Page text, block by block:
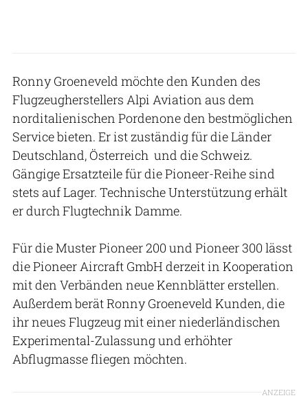
Ronny Groeneveld möchte den Kunden des
Flugzeugherstellers Alpi Aviation aus dem
norditalienischen Pordenone den bestmöglichen
Service bieten. Er ist zuständig für die Länder
Deutschland, Österreich und die Schweiz.
Gängige Ersatzteile für die Pioneer-Reihe sind
stets auf Lager. Technische Unterstützung erhält
er durch Flugtechnik Damme.
Für die Muster Pioneer 200 und Pioneer 300 lässt
die Pioneer Aircraft GmbH derzeit in Kooperation
mit den Verbänden neue Kennblätter erstellen.
Außerdem berät Ronny Groeneveld Kunden, die
ihr neues Flugzeug mit einer niederländischen
Experimental-Zulassung und erhöhter
Abflugmasse fliegen möchten.
ANZEIGE